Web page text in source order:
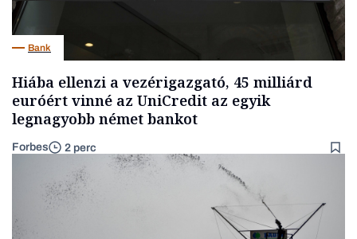
Bank
Hiába ellenzi a vezérigazgató, 45 milliárd
euróért vinné az UniCredit az egyik
legnagyobb német bankot
Forbes 2 perc